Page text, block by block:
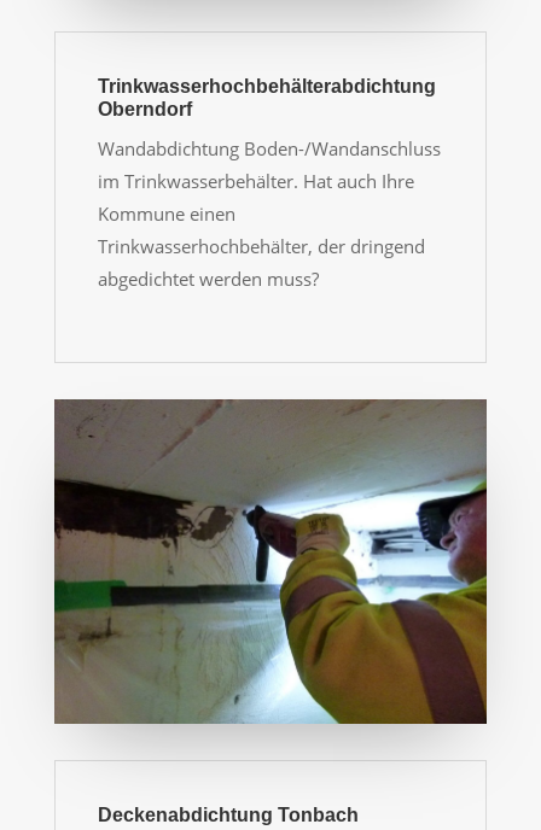
Trinkwasserhochbehälterabdichtung
Oberndorf
Wandabdichtung Boden-/Wandanschluss
im Trinkwasserbehälter. Hat auch Ihre
Kommune einen
Trinkwasserhochbehälter, der dringend
abgedichtet werden muss?
Deckenabdichtung Tonbach